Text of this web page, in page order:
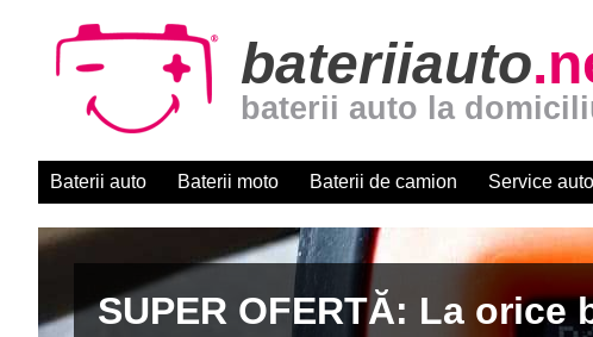
bateriiauto
baterii auto la
Baterii auto Baterii moto Baterii de camion Service auto
Baterii auto cu montaj